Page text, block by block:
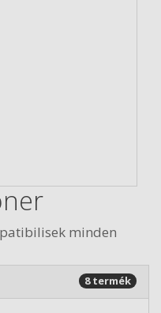
minden
8 termék